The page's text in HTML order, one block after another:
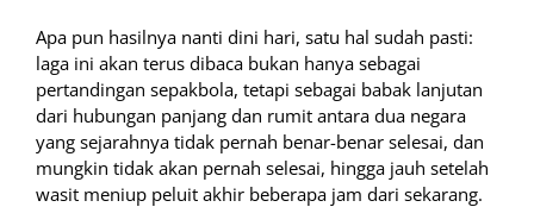
Apa pun hasilnya nanti dini hari, satu hal sudah pasti:
laga ini akan terus dibaca bukan hanya sebagai
pertandingan sepakbola, tetapi sebagai babak lanjutan
dari hubungan panjang dan rumit antara dua negara
yang sejarahnya tidak pernah benar-benar selesai, dan
mungkin tidak akan pernah selesai, hingga jauh setelah
wasit meniup peluit akhir beberapa jam dari sekarang.